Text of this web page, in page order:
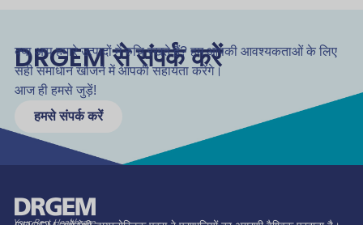
DRGEM से संपर्क करें
क्या आप हमारे उत्पादों में रुचि रखते हैं? हम आपकी आवश्यकताओं के लिए
सही समाधान खोजने में आपकी सहायता करेंगे।
आज ही हमसे जुड़ें!
हमसे संपर्क करें